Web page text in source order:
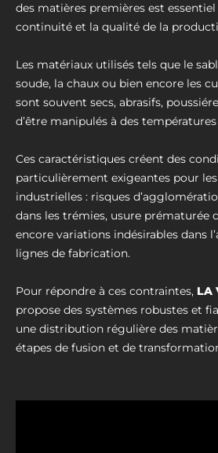
des matières premières est
continuité et la qualité de la
Les matériaux utilisés tels que le
soude, la chaux ou bien encore les
sont souvent secs, abrasifs,
d’être manipulés à des températures
Ces caractéristiques créent des
particulièrement exigeantes pour
industrielles : risques
dans les trémies, usure prématurée
encore variations indésirables dans
lignes de fabrication.
Pour répondre à ces contraintes, LA
propose des systèmes robustes et
une distribution régulière des
étapes de fusion et de